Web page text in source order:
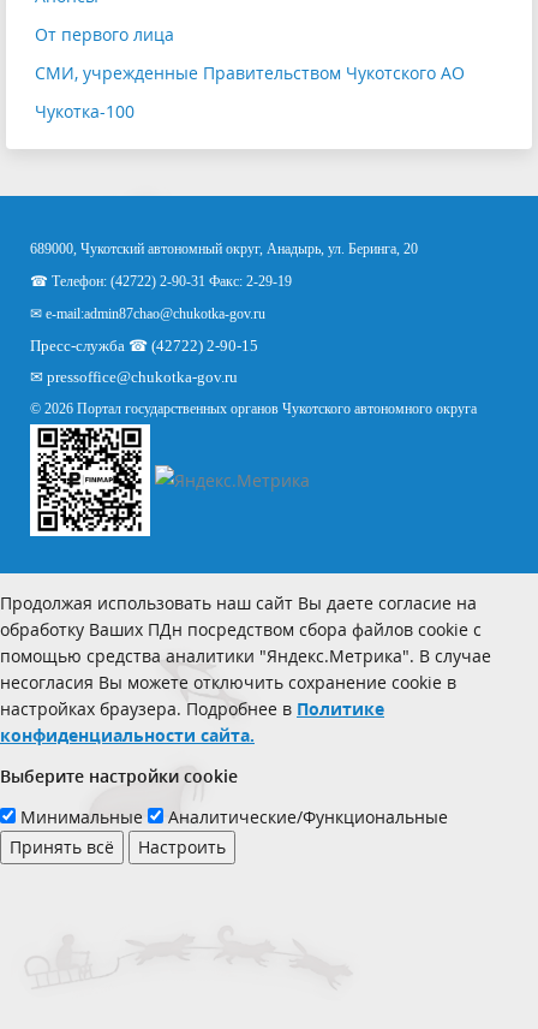
От первого лица
СМИ, учрежденные Правительством Чукотского АО
Чукотка-100
689000, Чукотский автономный округ, Анадырь, ул. Беринга, 20
☎ Телефон: (42722) 2-90-31 Факс: 2-29-19
✉ e-mail:admin87chao@chukotka-gov.ru
Пресс-служба ☎ (42722) 2-90-15
✉ pressoffice@chukotka-gov.ru
© 2026 Портал государственных органов Чукотского автономного округа
Продолжая использовать наш сайт Вы даете согласие на
обработку Ваших ПДн посредством сбора файлов cookie с
помощью средства аналитики "Яндекс.Метрика". В случае
несогласия Вы можете отключить сохранение cookie в
настройках браузера. Подробнее в Политике
конфиденциальности сайта.
Выберите настройки cookie
Минимальные
Аналитические/Функциональные
Принять всё
Настроить